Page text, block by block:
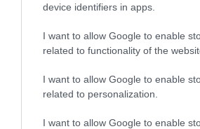
device identifiers in apps.
I want to allow Google to enable
related to functionality of the
I want to allow Google to enable
related to personalization.
I want to allow Google to enable
KÖZÖSSÉGÜNK TÉGED